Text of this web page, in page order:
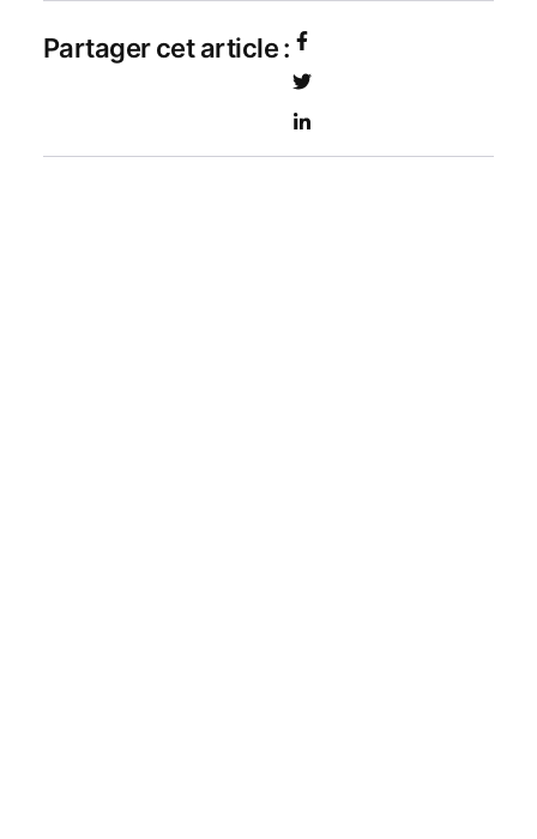
Partager cet article :